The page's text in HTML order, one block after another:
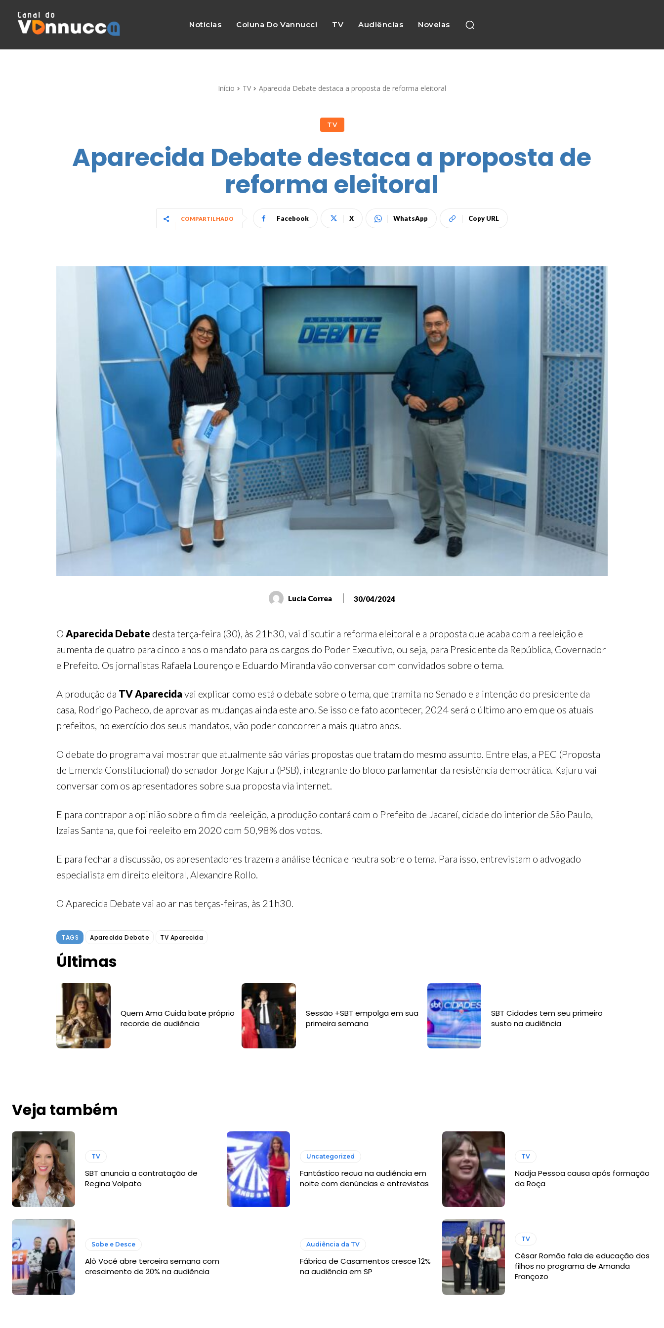
Notícias Coluna Do Vannucci TV Audiências Novelas
Início TV Aparecida Debate destaca a proposta de reforma eleitoral
TV
Aparecida Debate destaca a proposta de
reforma eleitoral
COMPARTILHADO Facebook X WhatsApp Copy URL
Lucia Correa 30/04/2024
O Aparecida Debate desta terça-feira (30), às 21h30, vai discutir a reforma eleitoral e a proposta que acaba com a reeleição e
aumenta de quatro para cinco anos o mandato para os cargos do Poder Executivo, ou seja, para Presidente da República, Governador
e Prefeito. Os jornalistas Rafaela Lourenço e Eduardo Miranda vão conversar com convidados sobre o tema.
A produção da TV Aparecidavai explicar como está o debate sobre o tema, que tramita no Senado e a intenção do presidente da
casa, Rodrigo Pacheco, de aprovar as mudanças ainda este ano. Se isso de fato acontecer, 2024 será o último ano em que os atuais
prefeitos, no exercício dos seus mandatos, vão poder concorrer a mais quatro anos.
O debate do programa vai mostrar que atualmente são várias propostas que tratam do mesmo assunto. Entre elas, a PEC (Proposta
de Emenda Constitucional) do senador Jorge Kajuru (PSB), integrante do bloco parlamentar da resistência democrática. Kajuru vai
conversar com os apresentadores sobre sua proposta via internet.
E para contrapor a opinião sobre o fim da reeleição, a produção contará com o Prefeito de Jacareí, cidade do interior de São Paulo,
Izaias Santana, que foi reeleito em 2020 com 50,98% dos votos.
E para fechar a discussão, os apresentadores trazem a análise técnica e neutra sobre o tema. Para isso, entrevistam o advogado
especialista em direito eleitoral, Alexandre Rollo.
O Aparecida Debate vai ao ar nas terças-feiras, às 21h30.
TAGS Aparecida Debate TV Aparecida
Últimas
Quem Ama Cuida bate próprio
recorde de audiência
Sessão +SBT empolga em sua
primeira semana
SBT Cidades tem seu primeiro
susto na audiência
Veja também
TV
SBT anuncia a contratação de
Regina Volpato
Uncategorized
Fantástico recua na audiência em
noite com denúncias e entrevistas
TV
Nadja Pessoa causa após formação
da Roça
Sobe e Desce
Alô Você abre terceira semana com
crescimento de 20% na audiência
Audiência da TV
Fábrica de Casamentos cresce 12%
na audiência em SP
TV
César Romão fala de educação dos
filhos no programa de Amanda
Françozo